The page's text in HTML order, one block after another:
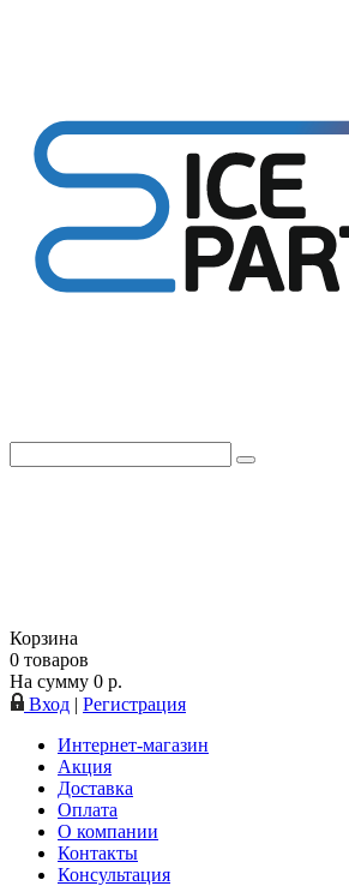
Корзина
0 товаров
На сумму 0 р.
Вход | Регистрация
Интернет-магазин
Акция
Доставка
Оплата
О компании
Контакты
Консультация